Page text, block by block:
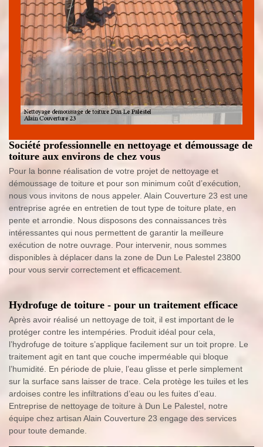
Société professionnelle en nettoyage et démoussage de
toiture aux environs de chez vous
Pour la bonne réalisation de votre projet de nettoyage et
démoussage de toiture et pour son minimum coût d’exécution,
nous vous invitons de nous appeler. Alain Couverture 23 est une
entreprise agrée en entretien de tout type de toiture plate, en
pente et arrondie. Nous disposons des connaissances très
intéressantes qui nous permettent de garantir la meilleure
exécution de notre ouvrage. Pour intervenir, nous sommes
disponibles à déplacer dans la zone de Dun Le Palestel 23800
pour vous servir correctement et efficacement.
Hydrofuge de toiture - pour un traitement efficace
Après avoir réalisé un nettoyage de toit, il est important de le
protéger contre les intempéries. Produit idéal pour cela,
l’hydrofuge de toiture s’applique facilement sur un toit propre. Le
traitement agit en tant que couche imperméable qui bloque
l’humidité. En période de pluie, l’eau glisse et perle simplement
sur la surface sans laisser de trace. Cela protège les tuiles et les
ardoises contre les infiltrations d’eau ou les fuites d’eau.
Entreprise de nettoyage de toiture à Dun Le Palestel, notre
équipe chez artisan Alain Couverture 23 engage des services
pour toute demande.